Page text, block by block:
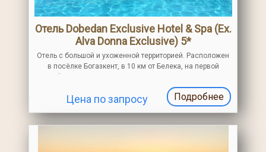
Отель Dobedan Exclusive Hotel & Spa (Ex.
Alva Donna Exclusive) 5*
Отель с большой и ухоженной территорией. Расположен
в посёлке Богазкент, в 10 км от Белека, на первой
молодежного отдыха
Цена по запросу Подробнее